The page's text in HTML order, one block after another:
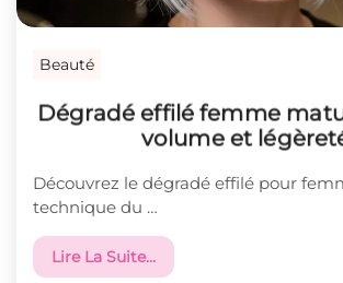
Beauté
Dégradé effilé femme
volume et
Découvrez le dégradé effilé pour
technique du …
Lire La Suite…